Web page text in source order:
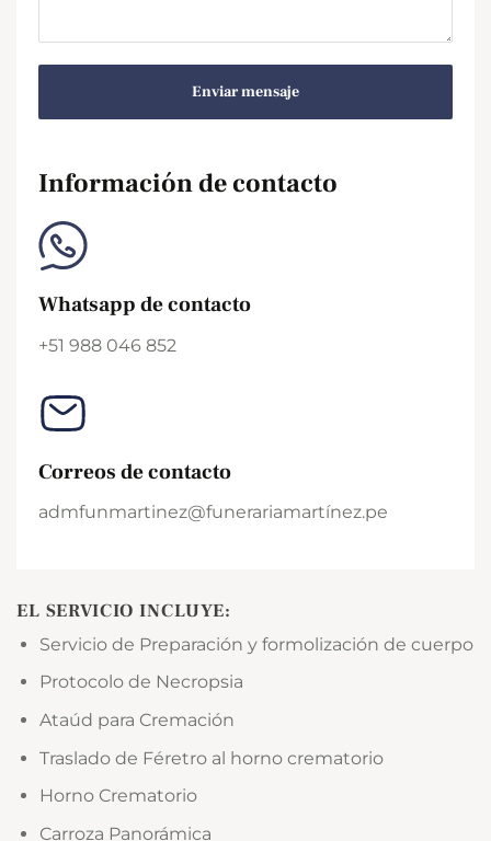
Enviar mensaje
Información de contacto
Whatsapp de contacto
+51 988 046 852
Correos de contacto
admfunmartinez@funerariamartínez.pe
EL SERVICIO INCLUYE:
Servicio de Preparación y formolización de cuerpo
Protocolo de Necropsia
Ataúd para Cremación
Traslado de Féretro al horno crematorio
Horno Crematorio
Carroza Panorámica